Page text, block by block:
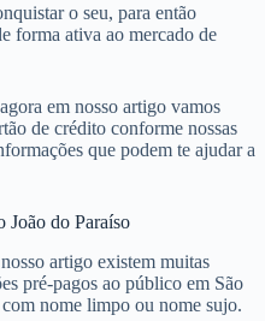
o seu, para então
forma ativa ao mercado de
em nosso artigo vamos
de crédito conforme nossas
que podem te ajudar a
João do Paraíso
artigo existem muitas
pré-pagos ao público em São
nome limpo ou nome sujo.